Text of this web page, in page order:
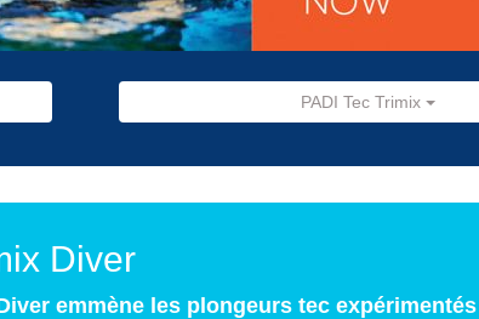
PADI Tec Trimix
Diver
emmène les plongeurs tec